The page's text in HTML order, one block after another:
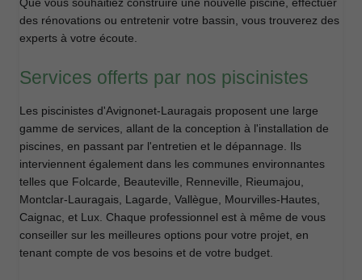
des rénovations ou entretenir votre bassin, vous trouverez des
experts à votre écoute.
Services offerts par nos piscinistes
Les piscinistes d'Avignonet-Lauragais proposent une large
gamme de services, allant de la conception à l'installation de
piscines, en passant par l'entretien et le dépannage. Ils
interviennent également dans les communes environnantes
telles que Folcarde, Beauteville, Renneville, Rieumajou,
Montclar-Lauragais, Lagarde, Vallègue, Mourvilles-Hautes,
Caignac, et Lux. Chaque professionnel est à même de vous
conseiller sur les meilleures options pour votre projet, en
tenant compte de vos besoins et de votre budget.